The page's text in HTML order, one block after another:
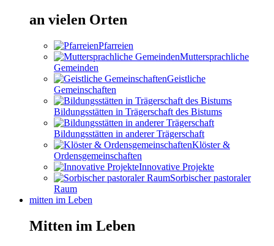
an vielen Orten
Pfarreien
Muttersprachliche
Gemeinden
Geistliche
Gemeinschaften
Bildungsstätten in Trägerschaft des Bistums
Bildungsstätten in anderer Trägerschaft
Klöster &
Ordensgemeinschaften
Innovative Projekte
Sorbischer pastoraler
Raum
mitten im Leben
Mitten im Leben